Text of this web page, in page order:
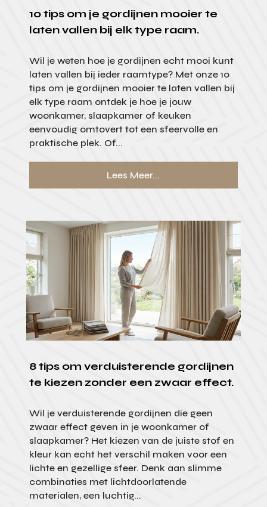
10 tips om je gordijnen mooier te
laten vallen bij elk type raam.
Wil je weten hoe je gordijnen echt mooi kunt
laten vallen bij ieder raamtype? Met onze 10
tips om je gordijnen mooier te laten vallen bij
elk type raam ontdek je hoe je jouw
woonkamer, slaapkamer of keuken
eenvoudig omtovert tot een sfeervolle en
praktische plek. Of...
Lees Meer...
8 tips om verduisterende gordijnen
te kiezen zonder een zwaar effect.
Wil je verduisterende gordijnen die geen
zwaar effect geven in je woonkamer of
slaapkamer? Het kiezen van de juiste stof en
kleur kan echt het verschil maken voor een
lichte en gezellige sfeer. Denk aan slimme
combinaties met lichtdoorlatende
materialen, een luchtig...